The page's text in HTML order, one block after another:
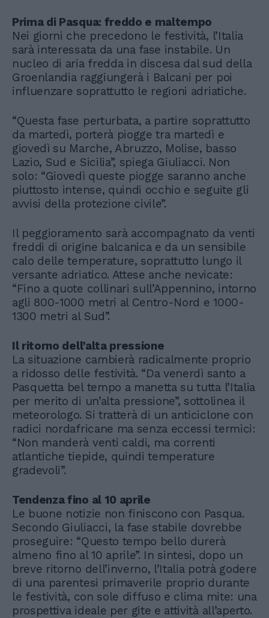
Prima di Pasqua: freddo e maltempo
Nei giorni che precedono le festività, l’Italia
sarà interessata da una fase instabile. Un
nucleo di aria fredda in discesa dal sud della
Groenlandia raggiungerà i Balcani per poi
influenzare soprattutto le regioni adriatiche.
“Questa fase perturbata, a partire soprattutto
da martedì, porterà piogge tra martedì e
giovedì su Marche, Abruzzo, Molise, basso
Lazio, Sud e Sicilia”, spiega Giuliacci. Non
solo: “Giovedì queste piogge saranno anche
piuttosto intense, quindi occhio e seguite gli
avvisi della protezione civile”.
Il peggioramento sarà accompagnato da venti
freddi di origine balcanica e da un sensibile
calo delle temperature, soprattutto lungo il
versante adriatico. Attese anche nevicate:
“Fino a quote collinari sull’Appennino, intorno
agli 800-1000 metri al Centro-Nord e 1000-
1300 metri al Sud”.
Il ritorno dell’alta pressione
La situazione cambierà radicalmente proprio
a ridosso delle festività. “Da venerdì santo a
Pasquetta bel tempo a manetta su tutta l’Italia
per merito di un’alta pressione”, sottolinea il
meteorologo. Si tratterà di un anticiclone con
radici nordafricane ma senza eccessi termici:
“Non manderà venti caldi, ma correnti
atlantiche tiepide, quindi temperature
gradevoli”.
Tendenza fino al 10 aprile
Le buone notizie non finiscono con Pasqua.
Secondo Giuliacci, la fase stabile dovrebbe
proseguire: “Questo tempo bello durerà
almeno fino al 10 aprile”. In sintesi, dopo un
breve ritorno dell’inverno, l’Italia potrà godere
di una parentesi primaverile proprio durante
le festività, con sole diffuso e clima mite: una
prospettiva ideale per gite e attività all’aperto.